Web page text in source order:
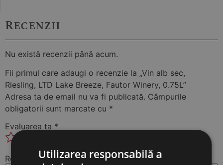
Recenzii
Nu există recenzii până acum.
Fii primul care adaugi o recenzie la „Vin alb sec,
Riesling, LTD Lake Breeze, Fautor Winery, 0.75L”
Adresa ta de email nu va fi publicată. Câmpurile
obligatorii sunt marcate cu *
Evaluarea ta *
Recenzia ta*
Utilizarea responsabilă a